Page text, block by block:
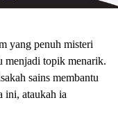
yang penuh misteri
menjadi topik menarik.
sains membantu
ini, ataukah ia